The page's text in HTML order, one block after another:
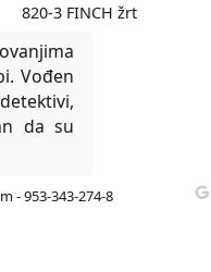
820-3 FINCH žrt
Vođen
da su
- 953-343-274-8